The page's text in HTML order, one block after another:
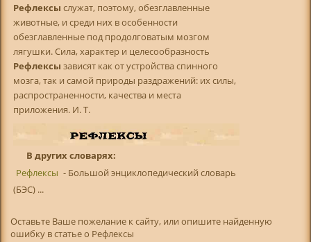
Рефлексы служат, поэтому, обезглавленные
животные, и среди них в особенности
обезглавленные под продолговатым мозгом
лягушки. Сила, характер и целесообразность
Рефлексы зависят как от устройства спинного
мозга, так и самой природы раздражений: их силы,
распространенности, качества и места
приложения. И. Т.
В других словарях:
Рефлексы - Большой энциклопедический словарь
(БЭС) ...
Оставьте Ваше пожелание к сайту, или опишите найденную
ошибку в статье о Рефлексы